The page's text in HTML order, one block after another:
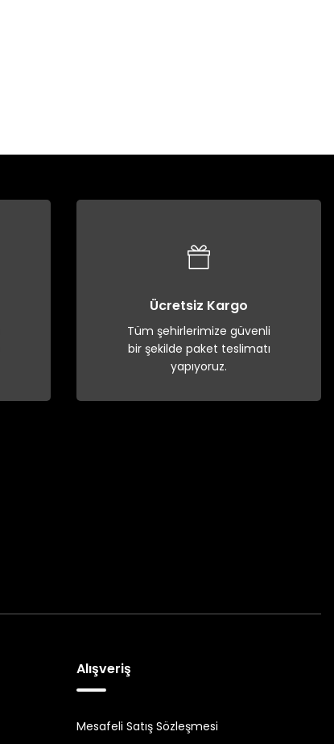
Ücretsiz Kargo
Tüm şehirlerimize güvenli
bir şekilde paket teslimatı
yapıyoruz.
Alışveriş
Mesafeli Satış Sözleşmesi